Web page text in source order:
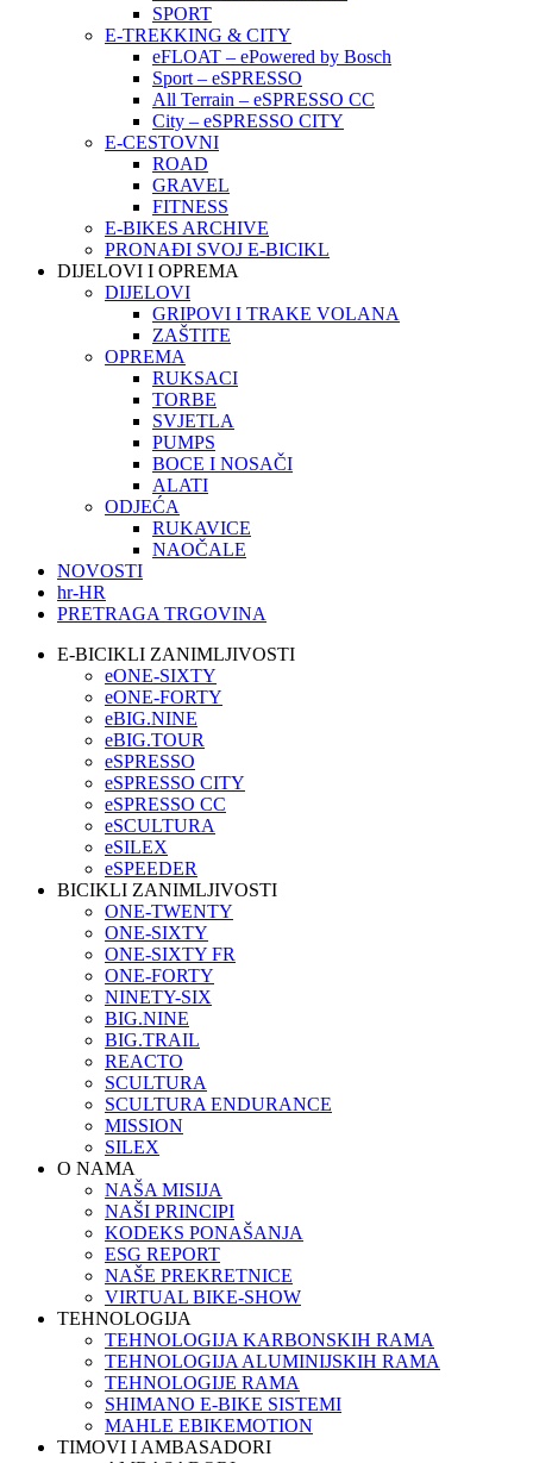
SPORT
E-TREKKING & CITY
eFLOAT – ePowered by Bosch
Sport – eSPRESSO
All Terrain – eSPRESSO CC
City – eSPRESSO CITY
E-CESTOVNI
ROAD
GRAVEL
FITNESS
E-BIKES ARCHIVE
PRONAĐI SVOJ E-BICIKL
DIJELOVI I OPREMA
DIJELOVI
GRIPOVI I TRAKE VOLANA
ZAŠTITE
OPREMA
RUKSACI
TORBE
SVJETLA
PUMPS
BOCE I NOSAČI
ALATI
ODJEĆA
RUKAVICE
NAOČALE
NOVOSTI
hr-HR
PRETRAGA TRGOVINA
E-BICIKLI ZANIMLJIVOSTI
eONE-SIXTY
eONE-FORTY
eBIG.NINE
eBIG.TOUR
eSPRESSO
eSPRESSO CITY
eSPRESSO CC
eSCULTURA
eSILEX
eSPEEDER
BICIKLI ZANIMLJIVOSTI
ONE-TWENTY
ONE-SIXTY
ONE-SIXTY FR
ONE-FORTY
NINETY-SIX
BIG.NINE
BIG.TRAIL
REACTO
SCULTURA
SCULTURA ENDURANCE
MISSION
SILEX
O NAMA
NAŠA MISIJA
NAŠI PRINCIPI
KODEKS PONAŠANJA
ESG REPORT
NAŠE PREKRETNICE
VIRTUAL BIKE-SHOW
TEHNOLOGIJA
TEHNOLOGIJA KARBONSKIH RAMA
TEHNOLOGIJA ALUMINIJSKIH RAMA
TEHNOLOGIJE RAMA
SHIMANO E-BIKE SISTEMI
MAHLE EBIKEMOTION
TIMOVI I AMBASADORI